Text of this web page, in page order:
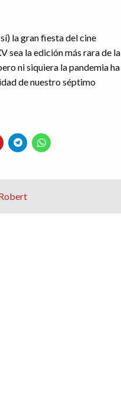
la gran fiesta del cine
sea la edición más rara de la
ni siquiera la pandemia ha
de nuestro séptimo